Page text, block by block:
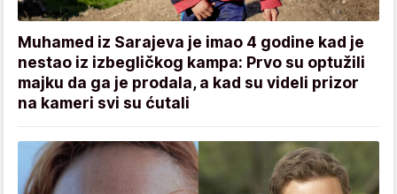
Muhamed iz Sarajeva je imao 4 godine kad je
nestao iz izbegličkog kampa: Prvo su optužili
majku da ga je prodala, a kad su videli prizor
na kameri svi su ćutali